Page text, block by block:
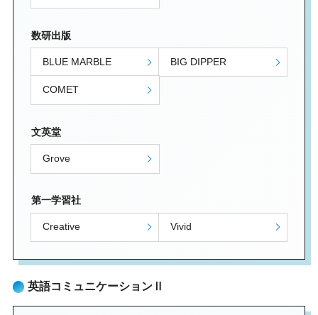
数研出版
BLUE MARBLE BIG DIPPER
COMET
文英堂
Grove
第一学習社
Creative Vivid
英語コミュニケーションⅡ